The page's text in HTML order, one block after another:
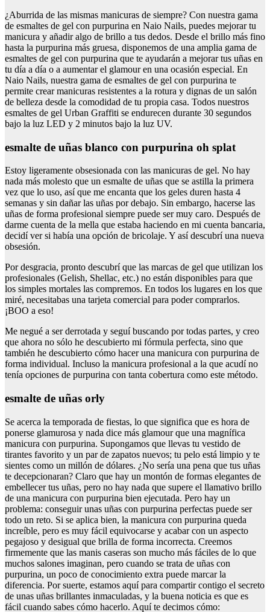
¿Aburrida de las mismas manicuras de siempre? Con nuestra gama
de esmaltes de gel con purpurina en Naio Nails, puedes mejorar tu
manicura y añadir algo de brillo a tus dedos. Desde el brillo más fino
hasta la purpurina más gruesa, disponemos de una amplia gama de
esmaltes de gel con purpurina que te ayudarán a mejorar tus uñas en
tu día a día o a aumentar el glamour en una ocasión especial. En
Naio Nails, nuestra gama de esmaltes de gel con purpurina te
permite crear manicuras resistentes a la rotura y dignas de un salón
de belleza desde la comodidad de tu propia casa. Todos nuestros
esmaltes de gel Urban Graffiti se endurecen durante 30 segundos
bajo la luz LED y 2 minutos bajo la luz UV.
esmalte de uñas blanco con purpurina oh splat
Estoy ligeramente obsesionada con las manicuras de gel. No hay
nada más molesto que un esmalte de uñas que se astilla la primera
vez que lo uso, así que me encanta que los geles duren hasta 4
semanas y sin dañar las uñas por debajo. Sin embargo, hacerse las
uñas de forma profesional siempre puede ser muy caro. Después de
darme cuenta de la mella que estaba haciendo en mi cuenta bancaria,
decidí ver si había una opción de bricolaje. Y así descubrí una nueva
obsesión.
Por desgracia, pronto descubrí que las marcas de gel que utilizan los
profesionales (Gelish, Shellac, etc.) no están disponibles para que
los simples mortales las compremos. En todos los lugares en los que
miré, necesitabas una tarjeta comercial para poder comprarlos.
¡BOO a eso!
Me negué a ser derrotada y seguí buscando por todas partes, y creo
que ahora no sólo he descubierto mi fórmula perfecta, sino que
también he descubierto cómo hacer una manicura con purpurina de
forma individual. Incluso la manicura profesional a la que acudí no
tenía opciones de purpurina con tanta cobertura como este método.
esmalte de uñas orly
Se acerca la temporada de fiestas, lo que significa que es hora de
ponerse glamurosa y nada dice más glamour que una magnífica
manicura con purpurina. Supongamos que llevas tu vestido de
tirantes favorito y un par de zapatos nuevos; tu pelo está limpio y te
sientes como un millón de dólares. ¿No sería una pena que tus uñas
te decepcionaran? Claro que hay un montón de formas elegantes de
embellecer tus uñas, pero no hay nada que supere el llamativo brillo
de una manicura con purpurina bien ejecutada. Pero hay un
problema: conseguir unas uñas con purpurina perfectas puede ser
todo un reto. Si se aplica bien, la manicura con purpurina queda
increíble, pero es muy fácil equivocarse y acabar con un aspecto
pegajoso y desigual que brilla de forma incorrecta. Creemos
firmemente que las manis caseras son mucho más fáciles de lo que
muchos salones imaginan, pero cuando se trata de uñas con
purpurina, un poco de conocimiento extra puede marcar la
diferencia. Por suerte, estamos aquí para compartir contigo el secreto
de unas uñas brillantes inmaculadas, y la buena noticia es que es
fácil cuando sabes cómo hacerlo. Aquí te decimos cómo: